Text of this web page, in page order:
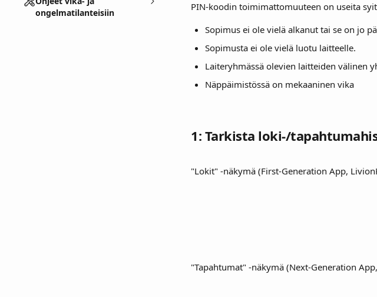
ongelmatilanteisiin
PIN-koodin toimimattomuuteen on useita
Sopimus ei ole vielä alkanut tai se on jo
Sopimusta ei ole vielä luotu laitteelle.
Laiteryhmässä olevien laitteiden välinen
Näppäimistössä on mekaaninen vika
1: Tarkista loki-/
"Lokit" -näkymä (First-Generation App,
"Tapahtumat" -näkymä (Next-Generation